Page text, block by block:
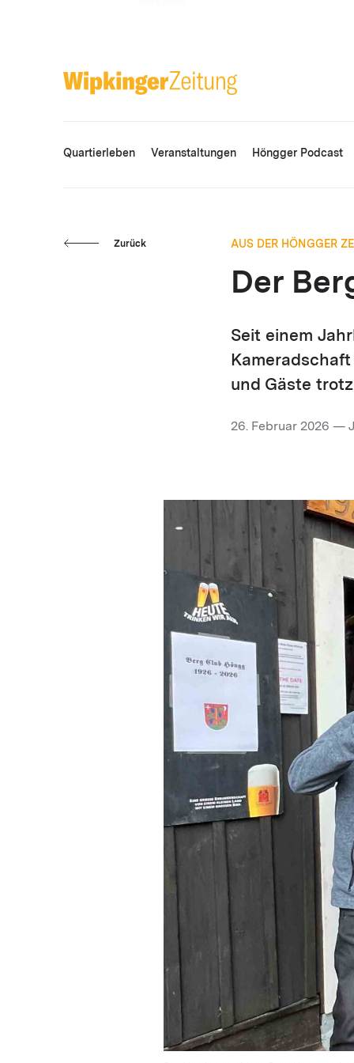
Quartierleben Veranstaltungen Höngger Podcast
Zurück AUS DER HÖNGGER
Der
Seit einem
und Gäste
26. Februar 2026 —